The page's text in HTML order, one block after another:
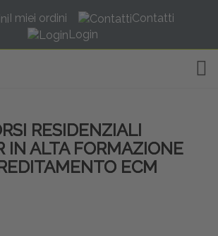
I miei ordini
Contatti
Login
RESIDENZIALI
IN ALTA FORMAZIONE
ECM